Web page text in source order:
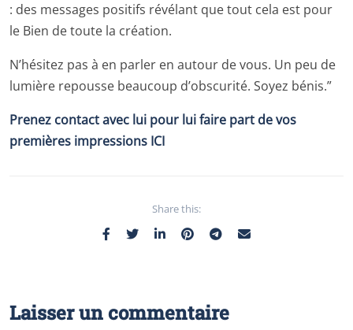
: des messages positifs révélant que tout cela est pour
le Bien de toute la création.
N’hésitez pas à en parler en autour de vous. Un peu de
lumière repousse beaucoup d’obscurité. Soyez bénis.”
Prenez contact avec lui pour lui faire part de vos
premières impressions ICI
Share this:
Laisser un commentaire